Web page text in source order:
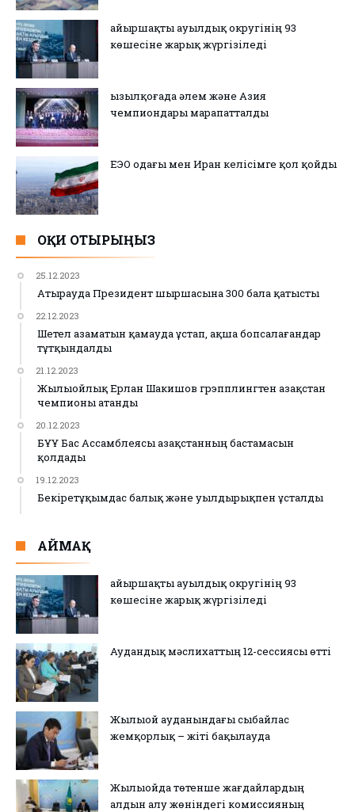
Қайыршақты ауылдық округінің 93
көшесіне жарық жүргізіледі
Қызылқоғада әлем және Азия
чемпиондары марапатталды
ЕЭО одағы мен Иран келісімге қол қойды
ОҚИ ОТЫРЫҢЫЗ
25.12.2023
Атырауда Президент шыршасына 300 бала қатысты
22.12.2023
Шетел азаматын қамауда ұстап, ақша бопсалағандар
тұтқындалды
21.12.2023
Жылыойлық Ерлан Шакишов грэпплингтен Қазақстан
чемпионы атанды
20.12.2023
БҰҰ Бас Ассамблеясы Қазақстанның бастамасын
қолдады
19.12.2023
Бекіретұқымдас балық және уылдырықпен ұсталды
АЙМАҚ
Қайыршақты ауылдық округінің 93
көшесіне жарық жүргізіледі
Аудандық мәслихаттың 12-сессиясы өтті
Жылыой ауданындағы сыбайлас
жемқорлық – жіті бақылауда
Жылыойда төтенше жағдайлардың
алдын алу жөніндегі комиссияның